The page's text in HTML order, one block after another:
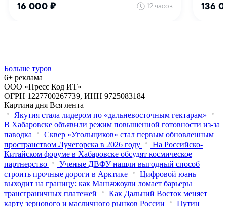
Больше туров
6+ реклама
ООО «Пресс Код ИТ»
ОГРН 1227700267739, ИНН 9725083184
Картина дня Вся лента
Якутия стала лидером по «дальневосточным гектарам»
В Хабаровске объявили режим повышенной готовности из‑за
паводка
Сквер «Угольщиков» стал первым обновленным
пространством Лучегорска в 2026 году
На Российско-
Китайском форуме в Хабаровске обсудят космическое
партнерство
Ученые ДВФУ нашли выгодный способ
строить прочные дороги в Арктике
Цифровой юань
выходит на границу: как Маньчжоули ломает барьеры
трансграничных платежей
Как Дальний Восток меняет
карту зернового и масличного рынков России
Путин